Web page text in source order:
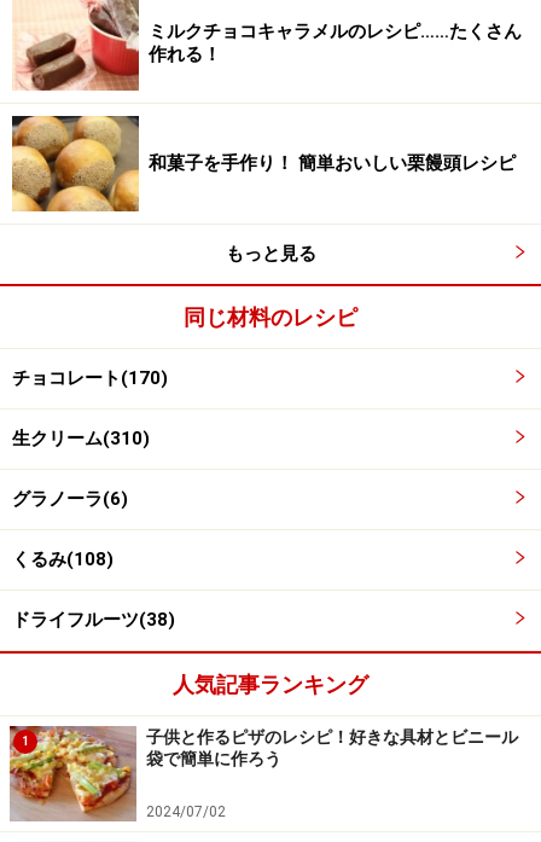
3
生クリームを火にかけ軽く沸騰させる
小鍋に生クリームを入れ火にかけます。軽く沸騰させま
す。
4
容器の準備をする
容器にラップを敷いて用意します。
ミルクチョコキャラメルのレシピ……たくさん
作れる！
和菓子を手作り！ 簡単おいしい栗饅頭レシピ
もっと見る
同じ材料のレシピ
チョコレート(170)
生クリーム(310)
グラノーラ(6)
くるみ(108)
ドライフルーツ(38)
人気記事ランキング
1
子供と作るピザのレシピ！好きな具材とビニール
袋で簡単に作ろう
2024/07/02